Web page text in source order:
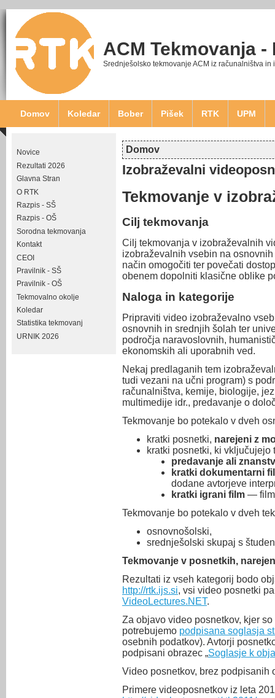
ACM Tekmovanja -
Srednješolsko tekmovanje ACM iz računalništva in
Domov Koledar Bober Pišek RTK UPM
Novice
Rezultati 2026
Glavna Stran
O RTK
Razpis - SŠ
Razpis - OŠ
Sorodna tekmovanja
Kontakt
CEOI
Pravilnik - SŠ
Pravilnik - OŠ
Tekmovalno okolje
Koledar
Statistika tekmovanj
URNIK 2026
Nahajate se tukaj
Domov
Izobraževalni
Tekmovanje v
Cilj tekmovanja
Cilj tekmovanja v izobraževalnih
izobraževalnih vsebin na
način omogočiti ter povečati
obenem dopolniti klasične oblike
Naloga in kategorije
Pripraviti video izobraževalno
osnovnih in srednjih šolah ter
področja naravoslovnih,
ekonomskih ali uporabnih ved.
Nekaj predlaganih tem
tudi vezani na učni program) s
računalništva, kemije, biologije,
multimedije idr., predavanje o
Tekmovanje bo potekalo v dveh
kratki posnetki, narejeni z
kratki posnetki, ki vključujejo
predavanje ali
kratki dokumentarni
dodane avtorjeve
kratki igrani film —
Tekmovanje bo potekalo v dveh
osnovnošolski,
srednješolski skupaj s
Tekmovanje v posnetkih,
Rezultati iz vseh kategorij bodo
http://rtk.ijs.si, vsi video posnetki
VideoLectures.NET.
Za objavo video posnetkov, kjer
potrebujemo podpisana soglasja
osebnih podatkov). Avtorji
podpisani obrazec „Soglasje k
Video posnetkov, brez podpisanih
Primere videoposnetkov iz leta